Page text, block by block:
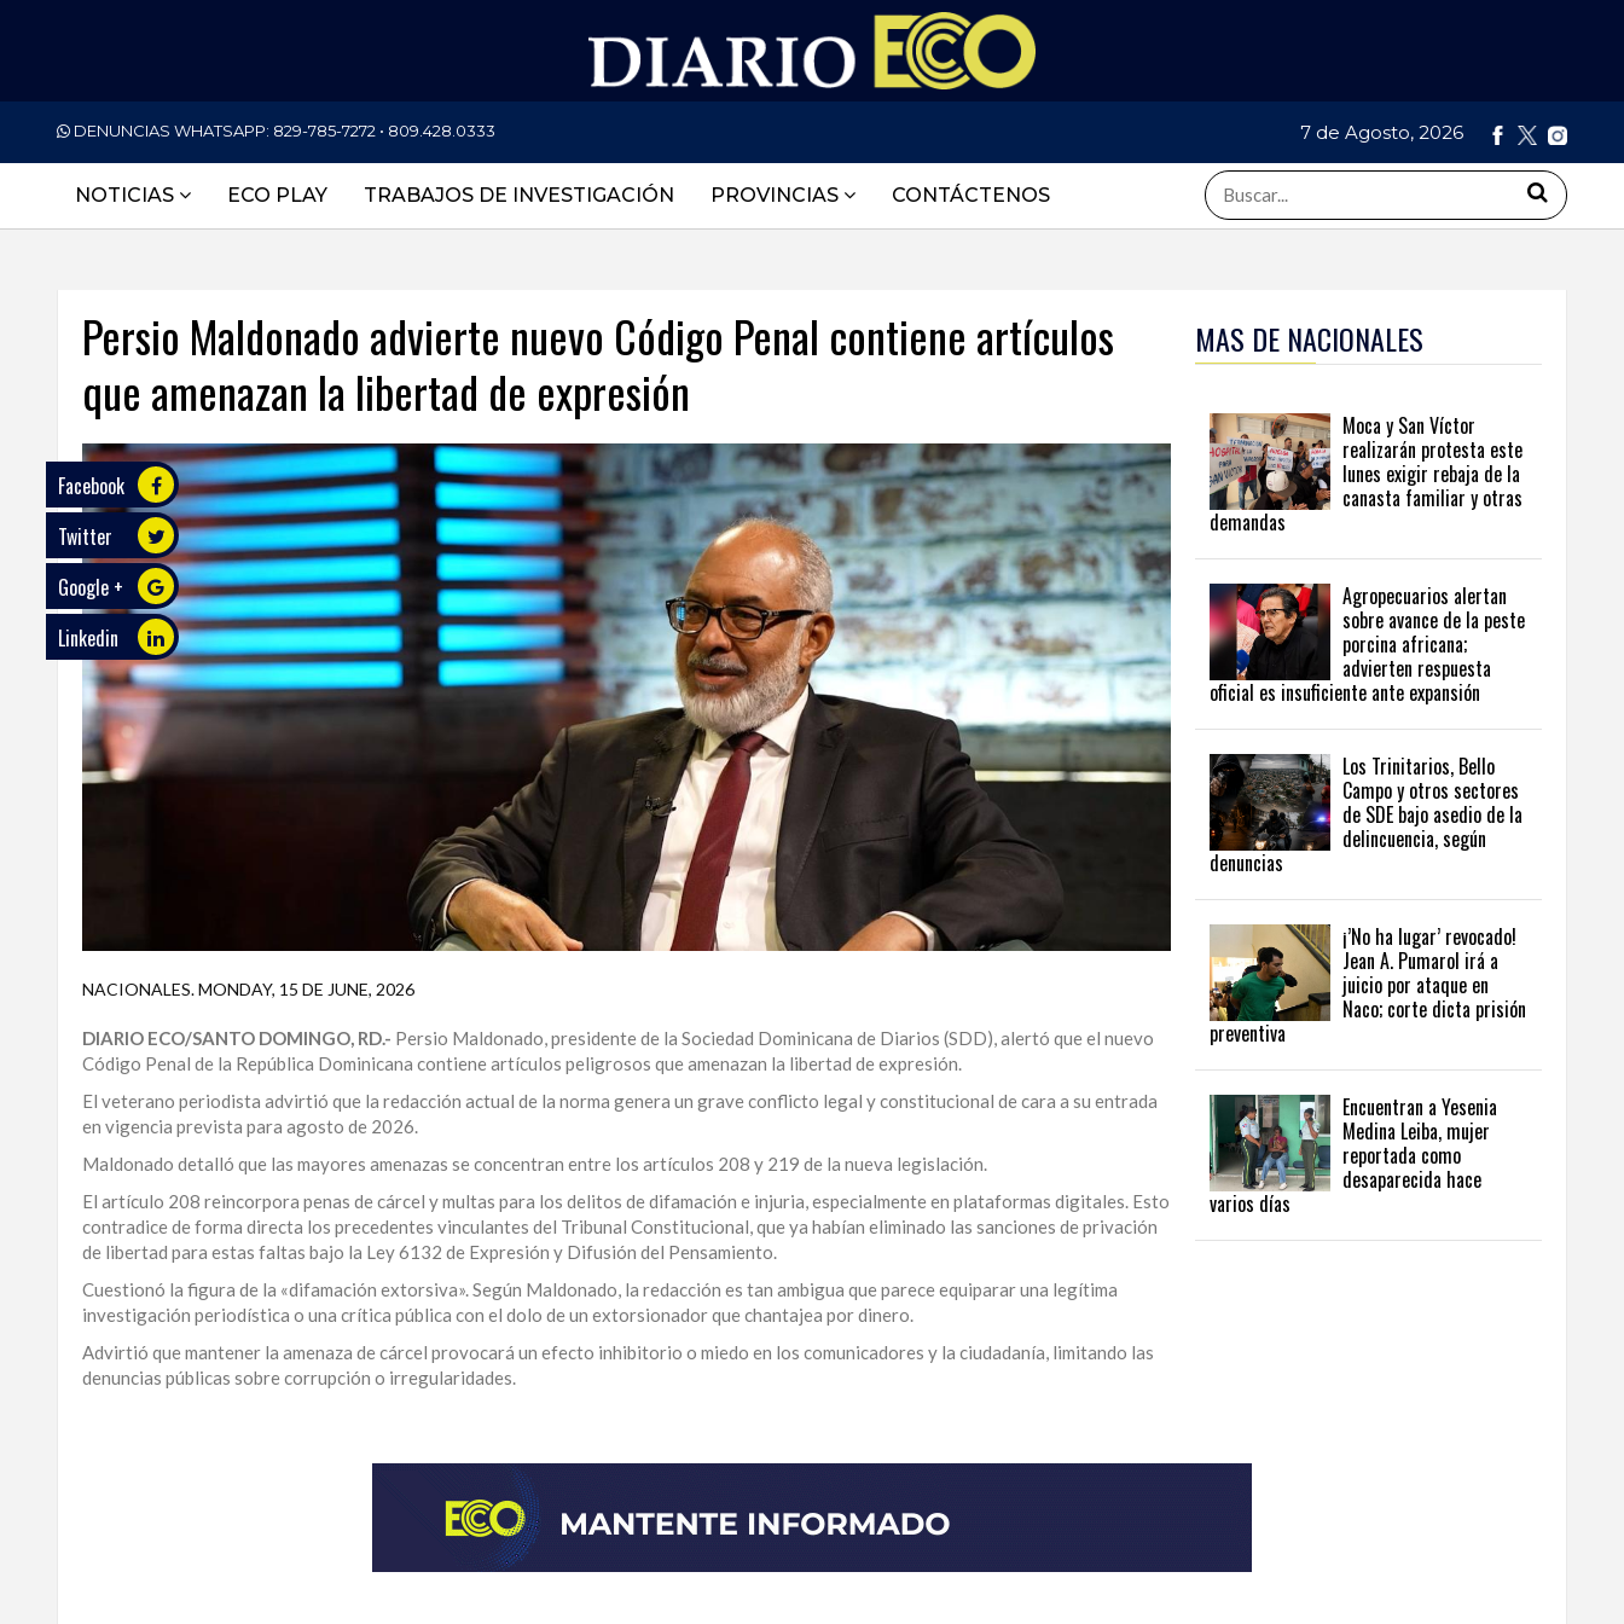
DENUNCIAS WHATSAPP: 829-785-7272 • 809.428.0333 7 de Agosto, 2026
NOTICIAS ECO PLAY TRABAJOS DE INVESTIGACIÓN PROVINCIAS CONTÁCTENOS
NACIONALES
ECONOMÍA
SALUD
TECNOLOGÍA
ECO
PLAY
TRABAJOS
INVESTIGACIÓN
PROVINCIAS
SANTIAGO
JUAN
ALTAGRACIA
PUERTO
CONTÁCTENOS
Persio Maldonado advierte nuevo Código Penal contiene artículos
que amenazan la libertad de expresión
Facebook
Twitter
Google +
Linkedin
NACIONALES.MONDAY, 15 DE JUNE, 2026
DIARIO ECO/SANTO DOMINGO, RD.- Persio Maldonado, presidente de la Sociedad Dominicana de Diarios (SDD), alertó que el nuevo
Código Penal de la República Dominicana contiene artículos peligrosos que amenazan la libertad de expresión.
El veterano periodista advirtió que la redacción actual de la norma genera un grave conflicto legal y constitucional de cara a su entrada
en vigencia prevista para agosto de 2026.
Maldonado detalló que las mayores amenazas se concentran entre los artículos 208 y 219 de la nueva legislación.
El artículo 208 reincorpora penas de cárcel y multas para los delitos de difamación e injuria, especialmente en plataformas digitales. Esto
contradice de forma directa los precedentes vinculantes del Tribunal Constitucional, que ya habían eliminado las sanciones de privación
de libertad para estas faltas bajo la Ley 6132 de Expresión y Difusión del Pensamiento.
Cuestionó la figura de la «difamación extorsiva». Según Maldonado, la redacción es tan ambigua que parece equiparar una legítima
investigación periodística o una crítica pública con el dolo de un extorsionador que chantajea por dinero.
Advirtió que mantener la amenaza de cárcel provocará un efecto inhibitorio o miedo en los comunicadores y la ciudadanía, limitando las
denuncias públicas sobre corrupción o irregularidades.
MAS DE NACIONALES
Moca y San Víctor
realizarán protesta este
lunes exigir rebaja de la
canasta familiar y otras
demandas
Agropecuarios alertan
sobre avance de la peste
porcina africana;
advierten respuesta
oficial es insuficiente ante expansión
Los Trinitarios, Bello
Campo y otros sectores
de SDE bajo asedio de la
delincuencia, según
denuncias
¡’No ha lugar’ revocado!
Jean A. Pumarol irá a
juicio por ataque en
Naco; corte dicta prisión
preventiva
Encuentran a Yesenia
Medina Leiba, mujer
reportada como
desaparecida hace
varios días